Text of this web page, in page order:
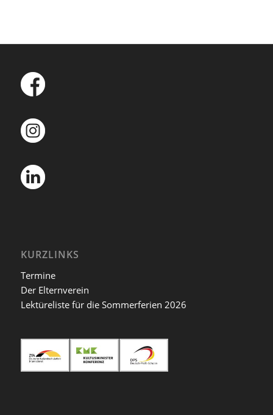
KURZLINKS
Termine
Der Elternverein
Lektüreliste für die Sommerferien 2026